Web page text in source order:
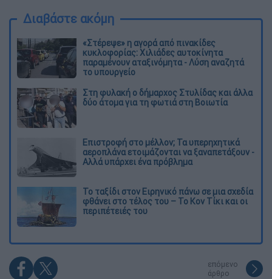
Διαβάστε ακόμη
«Στέρεψε» η αγορά από πινακίδες
κυκλοφορίας: Χιλιάδες αυτοκίνητα
παραμένουν αταξινόμητα - Λύση αναζητά
το υπουργείο
Στη φυλακή ο δήμαρχος Στυλίδας και άλλα
δύο άτομα για τη φωτιά στη Βοιωτία
Επιστροφή στο μέλλον; Τα υπερηχητικά
αεροπλάνα ετοιμάζονται να ξαναπετάξουν -
Αλλά υπάρχει ένα πρόβλημα
Το ταξίδι στον Ειρηνικό πάνω σε μια σχεδία
φθάνει στο τέλος του – Το Κον Τίκι και οι
περιπέτειές του
επόμενο
άρθρο